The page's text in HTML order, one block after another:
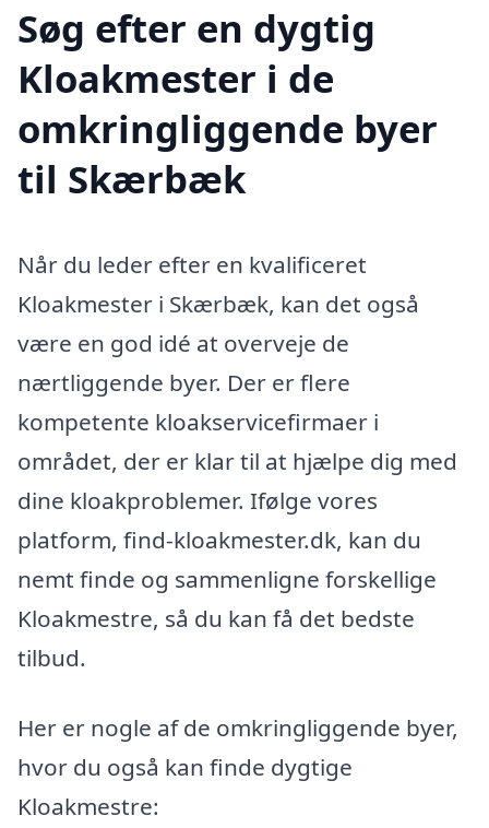
Søg efter en dygtig
Kloakmester i de
omkringliggende byer
til Skærbæk
Når du leder efter en kvalificeret
Kloakmester i Skærbæk, kan det også
være en god idé at overveje de
nærtliggende byer. Der er flere
kompetente kloakservicefirmaer i
området, der er klar til at hjælpe dig med
dine kloakproblemer. Ifølge vores
platform, find-kloakmester.dk, kan du
nemt finde og sammenligne forskellige
Kloakmestre, så du kan få det bedste
tilbud.
Her er nogle af de omkringliggende byer,
hvor du også kan finde dygtige
Kloakmestre: